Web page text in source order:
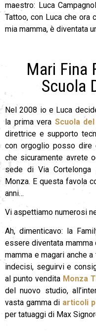
maestro: Luca
Tattoo, con Luca che ora
mia mamma, è diventata
Mari Fina
Scuola
Nel 2008 io e Luca
la prima vera Scuola
direttrice e supporto
con orgoglio posso dire
che sicuramente avrete
sede di Via
Monza. E questa favola
anni…
Vi aspettiamo numerosi
Ah, dimenticavo: la
essere diventata
mamma e magari anche
indecisi, seguirvi e
al punto vendita Monza
del nuovo studio,
vasta gamma di articoli
per tatuaggi di Max